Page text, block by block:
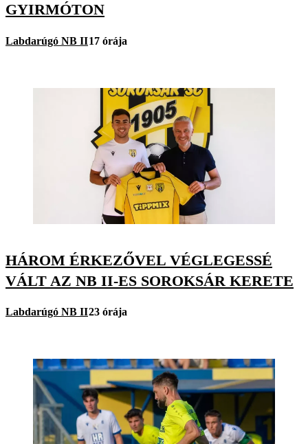
GYIRMÓTON
Labdarúgó NB II17 órája
HÁROM ÉRKEZŐVEL VÉGLEGESSÉ
VÁLT AZ NB II-ES SOROKSÁR KERETE
Labdarúgó NB II23 órája